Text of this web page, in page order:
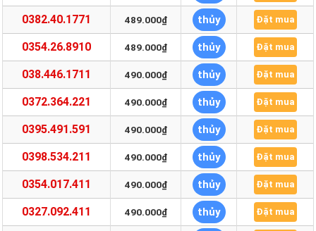
0382.40.1771 489.000₫ thủy Đặt mua
0354.26.8910 489.000₫ thủy Đặt mua
038.446.1711 490.000₫ thủy Đặt mua
0372.364.221 490.000₫ thủy Đặt mua
0395.491.591 490.000₫ thủy Đặt mua
0398.534.211 490.000₫ thủy Đặt mua
0354.017.411 490.000₫ thủy Đặt mua
0327.092.411 490.000₫ thủy Đặt mua